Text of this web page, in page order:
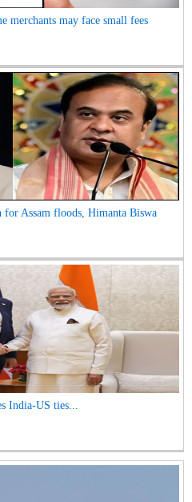
merchants may face small fees
for Assam floods, Himanta Biswa
India-US ties...